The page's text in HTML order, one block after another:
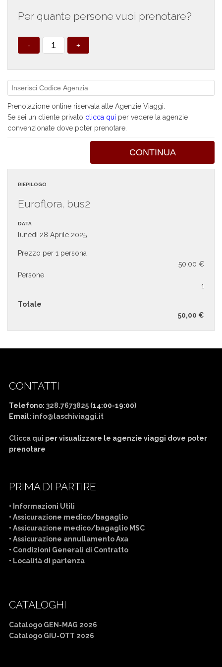
Per quante persone vuoi prenotare?
- +
Prenotazione online riservata alle Agenzie Viaggi.
Se sei un cliente privato clicca qui per vedere la agenzie
convenzionate dove poter prenotare.
CONTINUA
RIEPILOGO
Euroflora, bus2
DATA
lunedì 28 Aprile 2025
Prezzo per 1 persona
50,00 €
Persone
1
Totale
50,00 €
CONTATTI
Telefono: 328.7673825 (14:00-19:00)
Email: info@laschiviaggi.it
Clicca qui per visualizzare le agenzie viaggi dove poter
prenotare
PRIMA DI PARTIRE
• Informazioni Utili
• Assicurazione medico/bagaglio
• Assicurazione medico/bagaglio MSC
• Assicurazione annullamento Axa
• Condizioni Generali di Contratto
• Località di partenza
CATALOGHI
Catalogo GEN-MAG 2026
Catalogo GIU-OTT 2026